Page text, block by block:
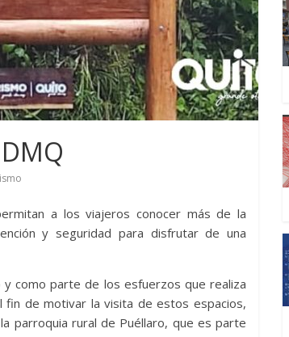
a los viajeros conocer más de la
y seguridad para disfrutar de una
como parte de los esfuerzos que realiza
de motivar la visita de estos espacios,
parroquia rural de Puéllaro, que es parte